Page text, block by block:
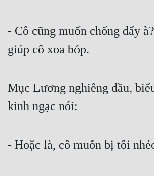
- Cô cũng muốn chống đẩy
giúp cô xoa bóp.
Mục Lương nghiêng đầu,
kinh ngạc nói:
- Hoặc là, cô muốn bị tôi